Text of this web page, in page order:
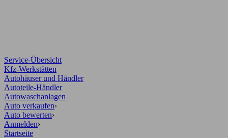
Service-Übersicht
Kfz-Werkstätten
Autohäuser und Händler
Autoteile-Händler
Autowaschanlagen
Auto verkaufen›
Auto bewerten›
Anmelden›
Startseite